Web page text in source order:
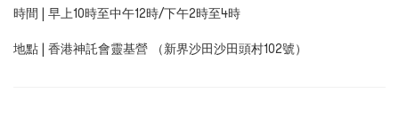
時間 | 早上10時至中午12時/下午2時至4時
地點 | 香港神託會靈基營 （新界沙田沙田頭村102號）